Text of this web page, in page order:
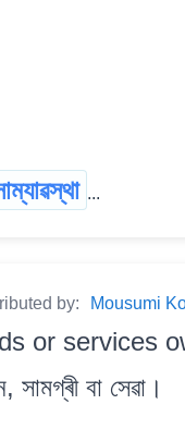
...
by: Mousumi
or services
বা সেৱা।